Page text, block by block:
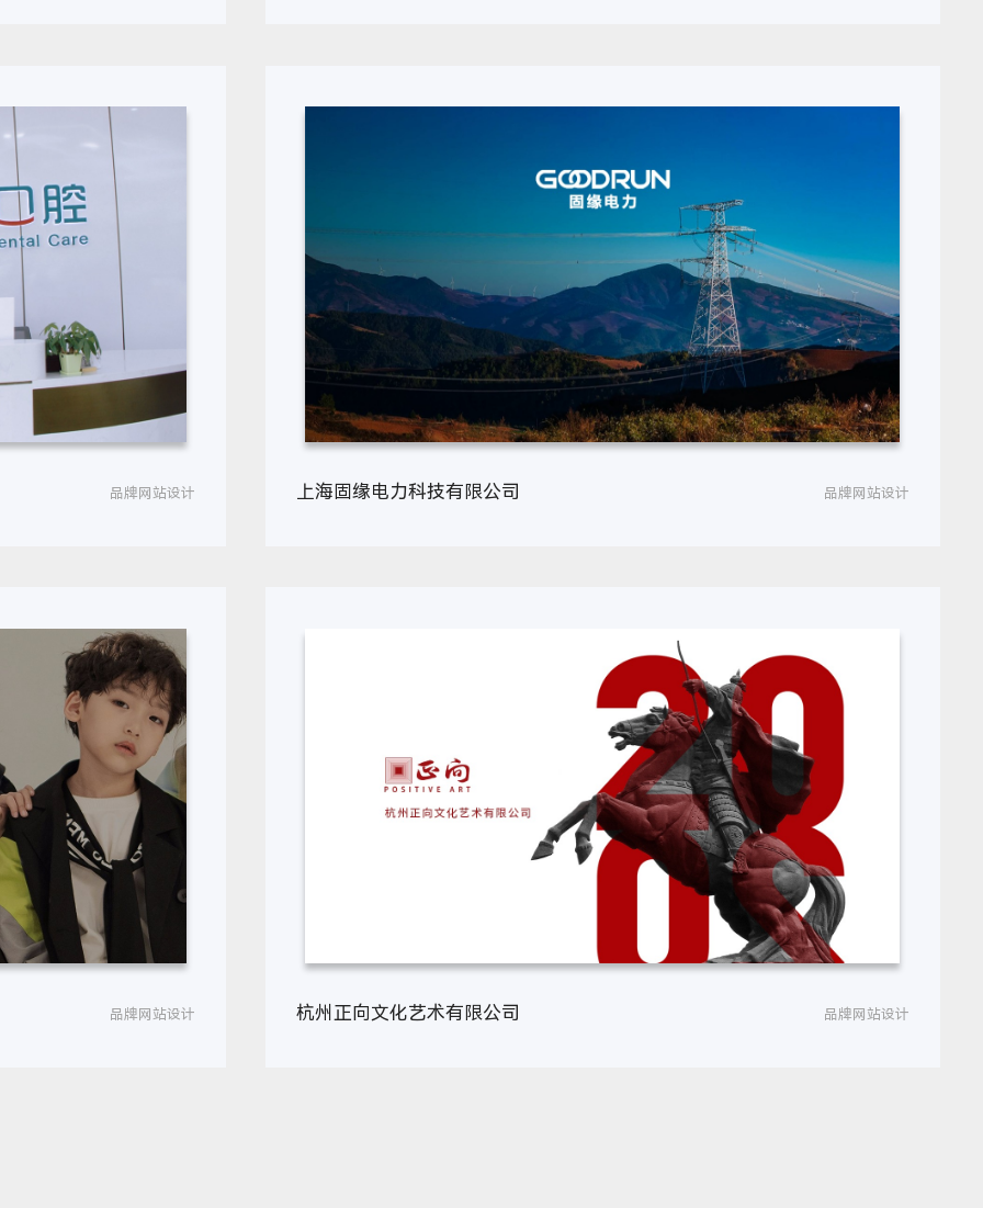
品牌网站设计 上海固缘电力科技有限公司 品牌网站设计
品牌网站设计 杭州正向文化艺术有限公司 品牌网站设计